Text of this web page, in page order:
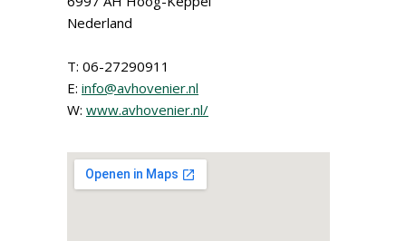
Nederland
T: 06-27290911
E: info@avhovenier.nl
W: www.avhovenier.nl/